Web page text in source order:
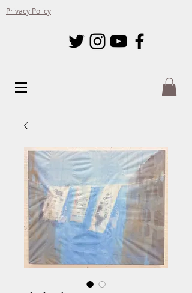
Privacy Policy